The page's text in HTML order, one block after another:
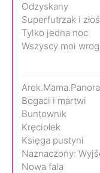
Odzyskany
Superfutrzak i
Tylko jedna noc
Wszyscy moi
Bogaci i martwi
Buntownik
Kręciołek
Księga pustyni
Naznaczony:
Nowa fala